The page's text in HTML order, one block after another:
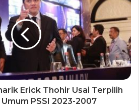
Erick Thohir Usai Terpilih
PSSI 2023-2007